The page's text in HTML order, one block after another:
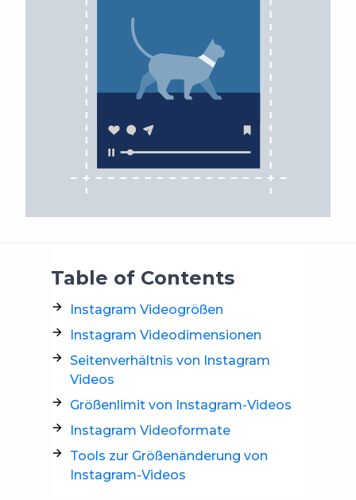
Table of Contents
Instagram Videogrößen
Instagram Videodimensionen
Seitenverhältnis von Instagram
Videos
Größenlimit von Instagram-Videos
Instagram Videoformate
Tools zur Größenänderung von
Instagram-Videos